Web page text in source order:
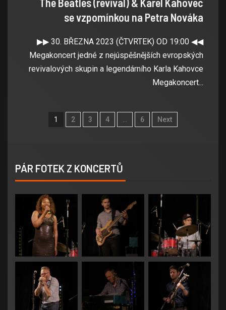
se vzpomínkou na Petra Nováka
▶▶ 30. BŘEZNA 2023 (ČTVRTEK) OD 19:00 ◀◀
Megakoncert jedné z nejúspěšnějších evropských
revivalových skupin a legendárního Karla Kahovce
Megakoncert...
1 2 3 4 6 Next
PÁR FOTEK Z KONCERTŮ